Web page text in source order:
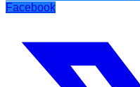
Facebook